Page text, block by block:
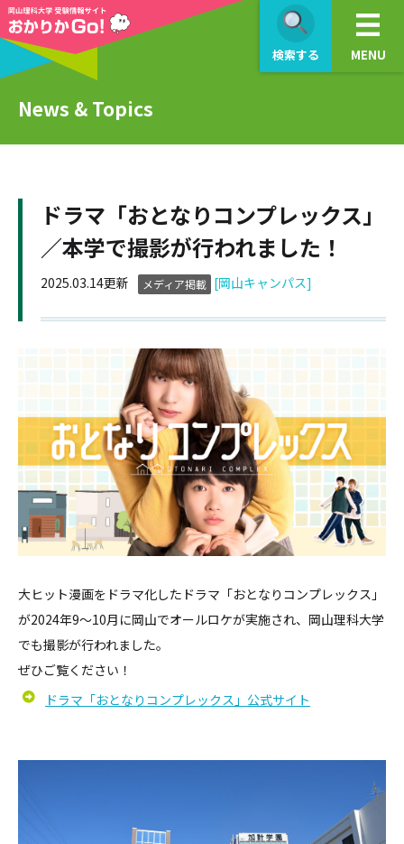
検索する MENU
News & Topics
ドラマ「おとなりコンプレックス」
／本学で撮影が行われました​！
2025.03.14更新 メディア掲載 [岡山キャンパス]
大ヒット漫画をドラマ化したドラマ「おとなりコンプレックス」
が2024年9～10月に岡山でオールロケが実施され、岡山理科大学
でも撮影が行われました。
ぜひご覧ください！
ドラマ「おとなりコンプレックス」公式サイト